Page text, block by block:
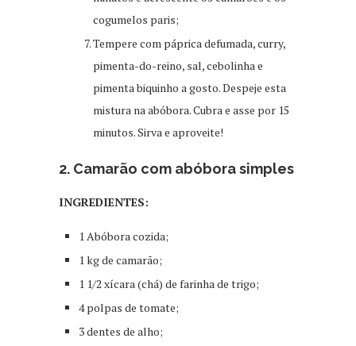
cogumelos paris;
Tempere com páprica defumada, curry,
pimenta-do-reino, sal, cebolinha e
pimenta biquinho a gosto. Despeje esta
mistura na abóbora. Cubra e asse por 15
minutos. Sirva e aproveite!
2. Camarão com abóbora simples
INGREDIENTES:
1 Abóbora cozida;
1 kg de camarão;
1 1/2 xícara (chá) de farinha de trigo;
4 polpas de tomate;
3 dentes de alho;